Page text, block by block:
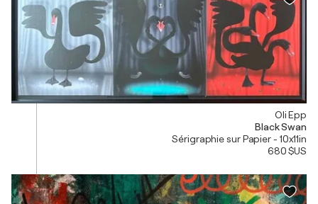
Oli Epp
Black Swan
Sérigraphie sur Papier - 10x11in
680 $US